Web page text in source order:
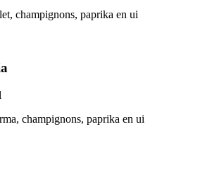
champignons, paprika en ui
champignons, paprika en ui